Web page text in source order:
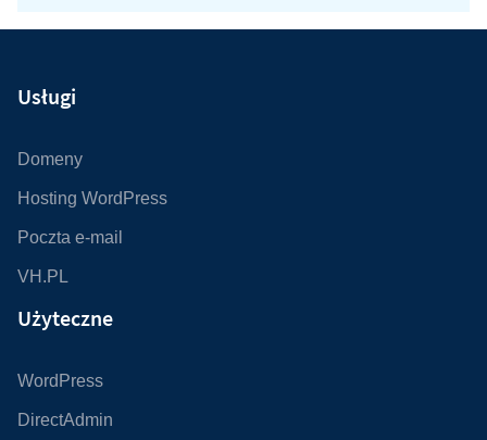
Usługi
Domeny
Hosting WordPress
Poczta e-mail
VH.PL
Użyteczne
WordPress
DirectAdmin